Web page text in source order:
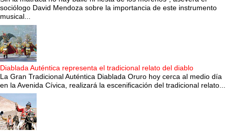
sociólogo David Mendoza sobre la importancia de este instrumento
musical...
Diablada Auténtica representa el tradicional relato del diablo
La Gran Tradicional Auténtica Diablada Oruro hoy cerca al medio día
en la Avenida Cívica, realizará la escenificación del tradicional relato...